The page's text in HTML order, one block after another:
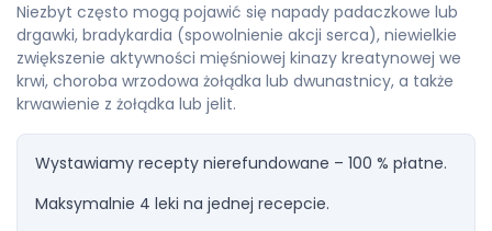
Niezbyt często mogą pojawić się napady padaczkowe lub
drgawki, bradykardia (spowolnienie akcji serca), niewielkie
zwiększenie aktywności mięśniowej kinazy kreatynowej we
krwi, choroba wrzodowa żołądka lub dwunastnicy, a także
krwawienie z żołądka lub jelit.
Wystawiamy recepty nierefundowane – 100 % płatne.
Maksymalnie 4 leki na jednej recepcie.